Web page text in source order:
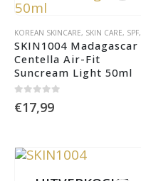
KOREAN SKINCARE, SKIN CARE, SPF,
SKIN1004 Madagascar
Centella Air-Fit
Suncream Light 50ml
€17,99